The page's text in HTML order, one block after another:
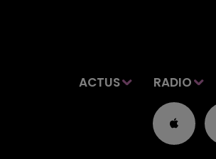
ACTUS RADIO